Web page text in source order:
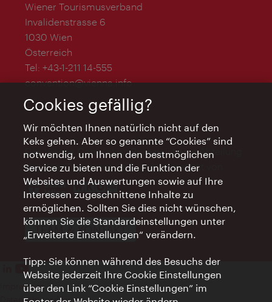
Wiener Tourismusverband
Invalidenstrasse 6
1030 Wien
Österreich
Tel: +43-1-211 14-555
convention@vienna.info
Das Vienna Convention Bureau ist eine Abteilung
des WienTourismus und wird unterstützt von
TEAM & KONTAKT
Impressum
Datenschutzerklärung
Cookies gefällig?
Wir möchten Ihnen natürlich nicht auf den
Keks gehen. Aber so genannte “Cookies” sind
notwendig, um Ihnen den bestmöglichen
Service zu bieten und die Funktion der
Websites und Auswertungen sowie auf Ihre
Interessen zugeschnittene Inhalte zu
ermöglichen. Sollten Sie dies nicht wünschen,
können Sie die Standardeinstellungen unter
„Erweiterte Einstellungen“ verändern.
Tipp: Sie können während des Besuchs der
Website jederzeit Ihre Cookie Einstellungen
über den Link “Cookie Einstellungen” im